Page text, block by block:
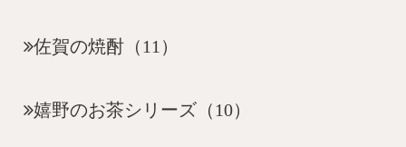
佐賀の焼酎（11）
嬉野のお茶シリーズ（10）